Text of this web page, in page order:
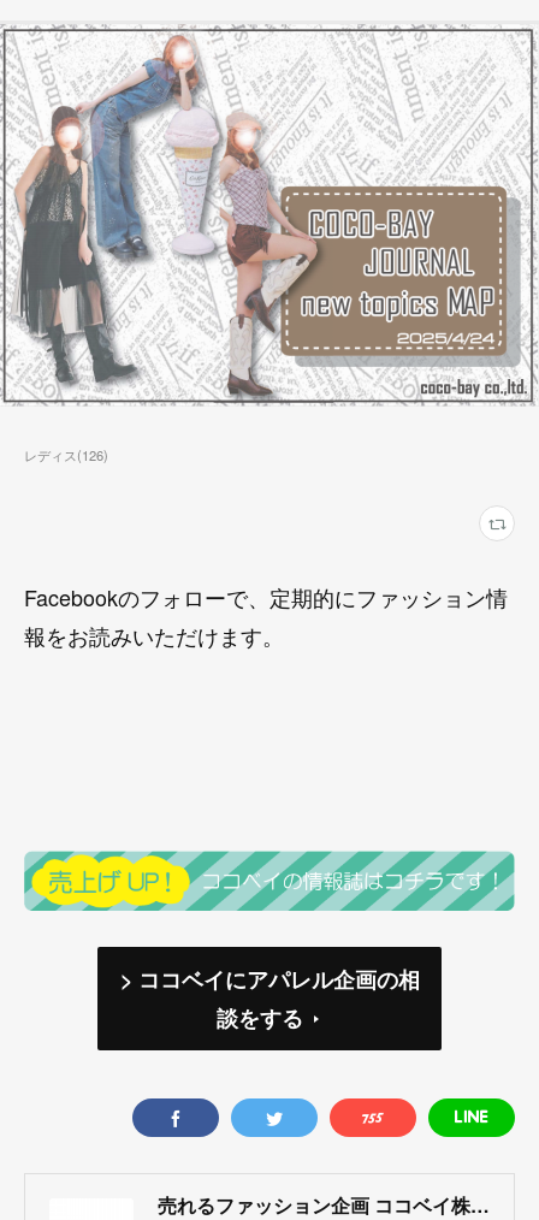
レディス(126)
Facebookのフォローで、定期的にファッション情
報をお読みいただけます。
> ココベイにアパレル企画の相
談をする
売れるファッション企画 ココベイ株式会社